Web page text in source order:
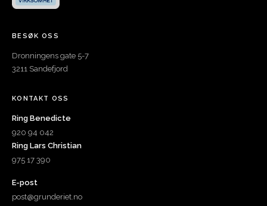
BESØK OSS
Dronningens gate 5-7
3211 Sandefjord
KONTAKT OSS
Ring Benedicte
920 94 042
Ring Lars Christian
975 17 390
E-post
post@grunderiet.no